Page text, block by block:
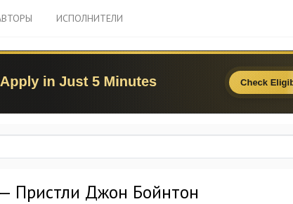
ИСПОЛНИТЕЛИ
Пристли Джон Бойнтон